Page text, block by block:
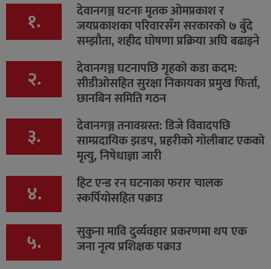
१. देवानगञ्ज घटनाः मृतक ओमप्रकाश र
जयप्रकाशका परिवारसँग सरकारको ७ बुँदे
सम्झौता, शहीद घोषणा प्रक्रिया अघि बढाइने
२. देवानगञ्ज घटनापछि गृहको कडा कदम:
सीडीओसहित सुरक्षा निकायका प्रमुख फिर्ता,
छानबिन समिति गठन
३. देवानगञ्ज तनावग्रस्त: डिजे विवादपछि
साम्प्रदायिक झडप, प्रहरीको गोलीबाट एकको
मृत्यु, निषेधाज्ञा जारी
४. हिट एन्ड रन घटनाका फरार चालक
स्कर्पियोसहित पक्राउ
५. सुकुना मावि दुर्व्यवहार प्रकरणमा थप एक
जना नृत्य प्रशिक्षक पक्राउ